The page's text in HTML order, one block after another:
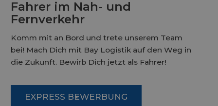
Fahrer im Nah- und
Fernverkehr
Komm mit an Bord und trete unserem Team
bei! Mach Dich mit Bay Logistik auf den Weg in
die Zukunft. Bewirb Dich jetzt als Fahrer!
EXPRESS BEWERBUNG